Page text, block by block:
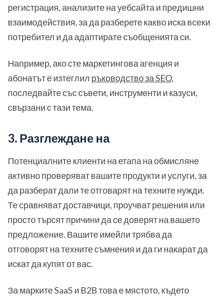
регистрация, анализите на уебсайта и предишни
взаимодействия, за да разберете какво иска всеки
потребител и да адаптирате съобщенията си.
Например, ако сте маркетингова агенция и
абонатът е изтеглил ръководство за SEO,
последвайте със съвети, инструменти и казуси,
свързани с тази тема.
3. Разглеждане на
Потенциалните клиенти на етапа на обмисляне
активно проверяват вашите продукти и услуги, за
да разберат дали те отговарят на техните нужди.
Те сравняват доставчици, проучват решения или
просто търсят причини да се доверят на вашето
предложение. Вашите имейли трябва да
отговорят на техните съмнения и да ги накарат да
искат да купят от вас.
За марките SaaS и B2B това е мястото, където